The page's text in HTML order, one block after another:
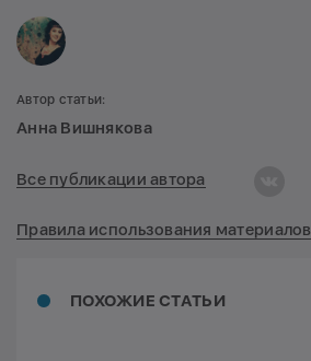
ПОХОЖИЕ СТАТЬИ
Автор статьи:
Анна Вишнякова
Все публикации автора
Правила использования материалов